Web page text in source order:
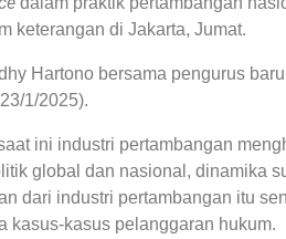
keterangan di Jakarta, Jumat.
Hartono bersama pengurus
1/2025).
ini industri pertambangan
global dan nasional, dinamika
dari industri pertambangan itu
kasus-kasus pelanggaran hukum.